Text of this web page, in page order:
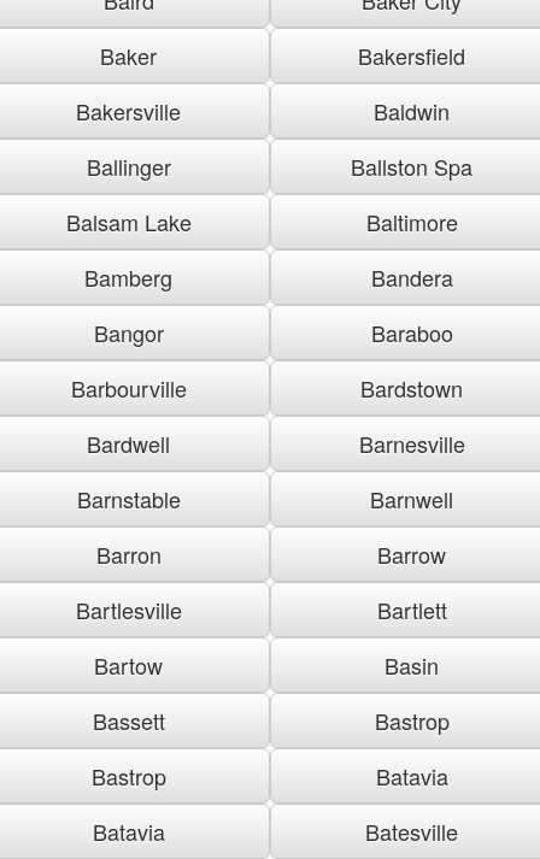
Baker
Bakersfield
Bakersville
Baldwin
Ballinger
Ballston Spa
Balsam Lake
Baltimore
Bamberg
Bandera
Bangor
Baraboo
Barbourville
Bardstown
Bardwell
Barnesville
Barnstable
Barnwell
Barron
Barrow
Bartlesville
Bartlett
Bartow
Basin
Bassett
Bastrop
Bastrop
Batavia
Batavia
Batesville